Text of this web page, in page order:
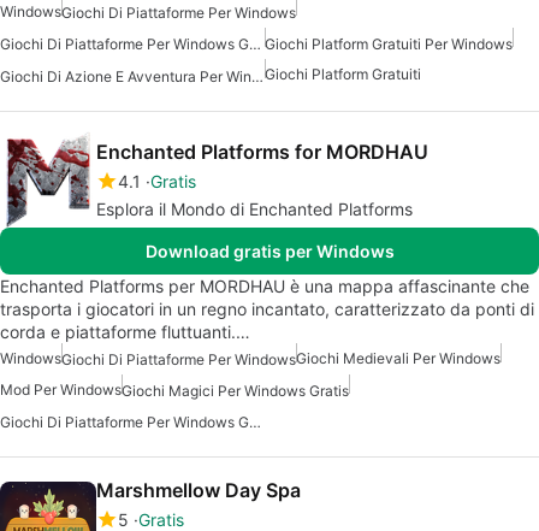
WindowsGiochi Di Piattaforme Per Windows
Giochi Di Piattaforme Per Windows Gratuiti Giochi Platform Gratuiti Per Windows
Giochi Di Azione E Avventura Per Windows GratisGiochi Platform Gratuiti
Enchanted Platforms for MORDHAU
4.1 Gratis
Esplora il Mondo di Enchanted Platforms
Download gratis per Windows
Enchanted Platforms per MORDHAU è una mappa affascinante che
trasporta i giocatori in un regno incantato, caratterizzato da ponti di
corda e piattaforme fluttuanti.…
WindowsGiochi Di Piattaforme Per WindowsGiochi Medievali Per Windows
Mod Per WindowsGiochi Magici Per Windows Gratis
Giochi Di Piattaforme Per Windows Gratuiti
Marshmellow Day Spa
5 Gratis